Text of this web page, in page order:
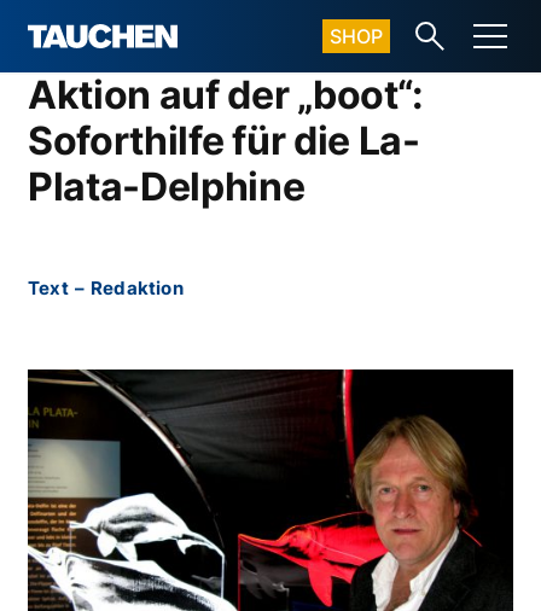
SHOP
Aktion auf der „boot“:
Soforthilfe für die La-
Plata-Delphine
Text – Redaktion